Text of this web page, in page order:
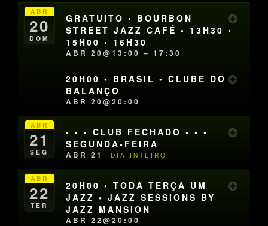
ABR
20
DOM
GRATUITO • BOURBON
STREET JAZZ CAFÉ • 13H30 •
15H00 • 16H30
ABR 20@13:00 – 17:30
20H00 • BRASIL • CLUBE DO
BALANÇO
ABR 20@20:00
ABR
21
SEG
• • • CLUB FECHADO • • •
SEGUNDA-FEIRA
ABR 21 DIA INTEIRO
ABR
22
TER
20H00 • TODA TERÇA UM
JAZZ • JAZZ SESSIONS BY
JAZZ MANSION
ABR 22@20:00